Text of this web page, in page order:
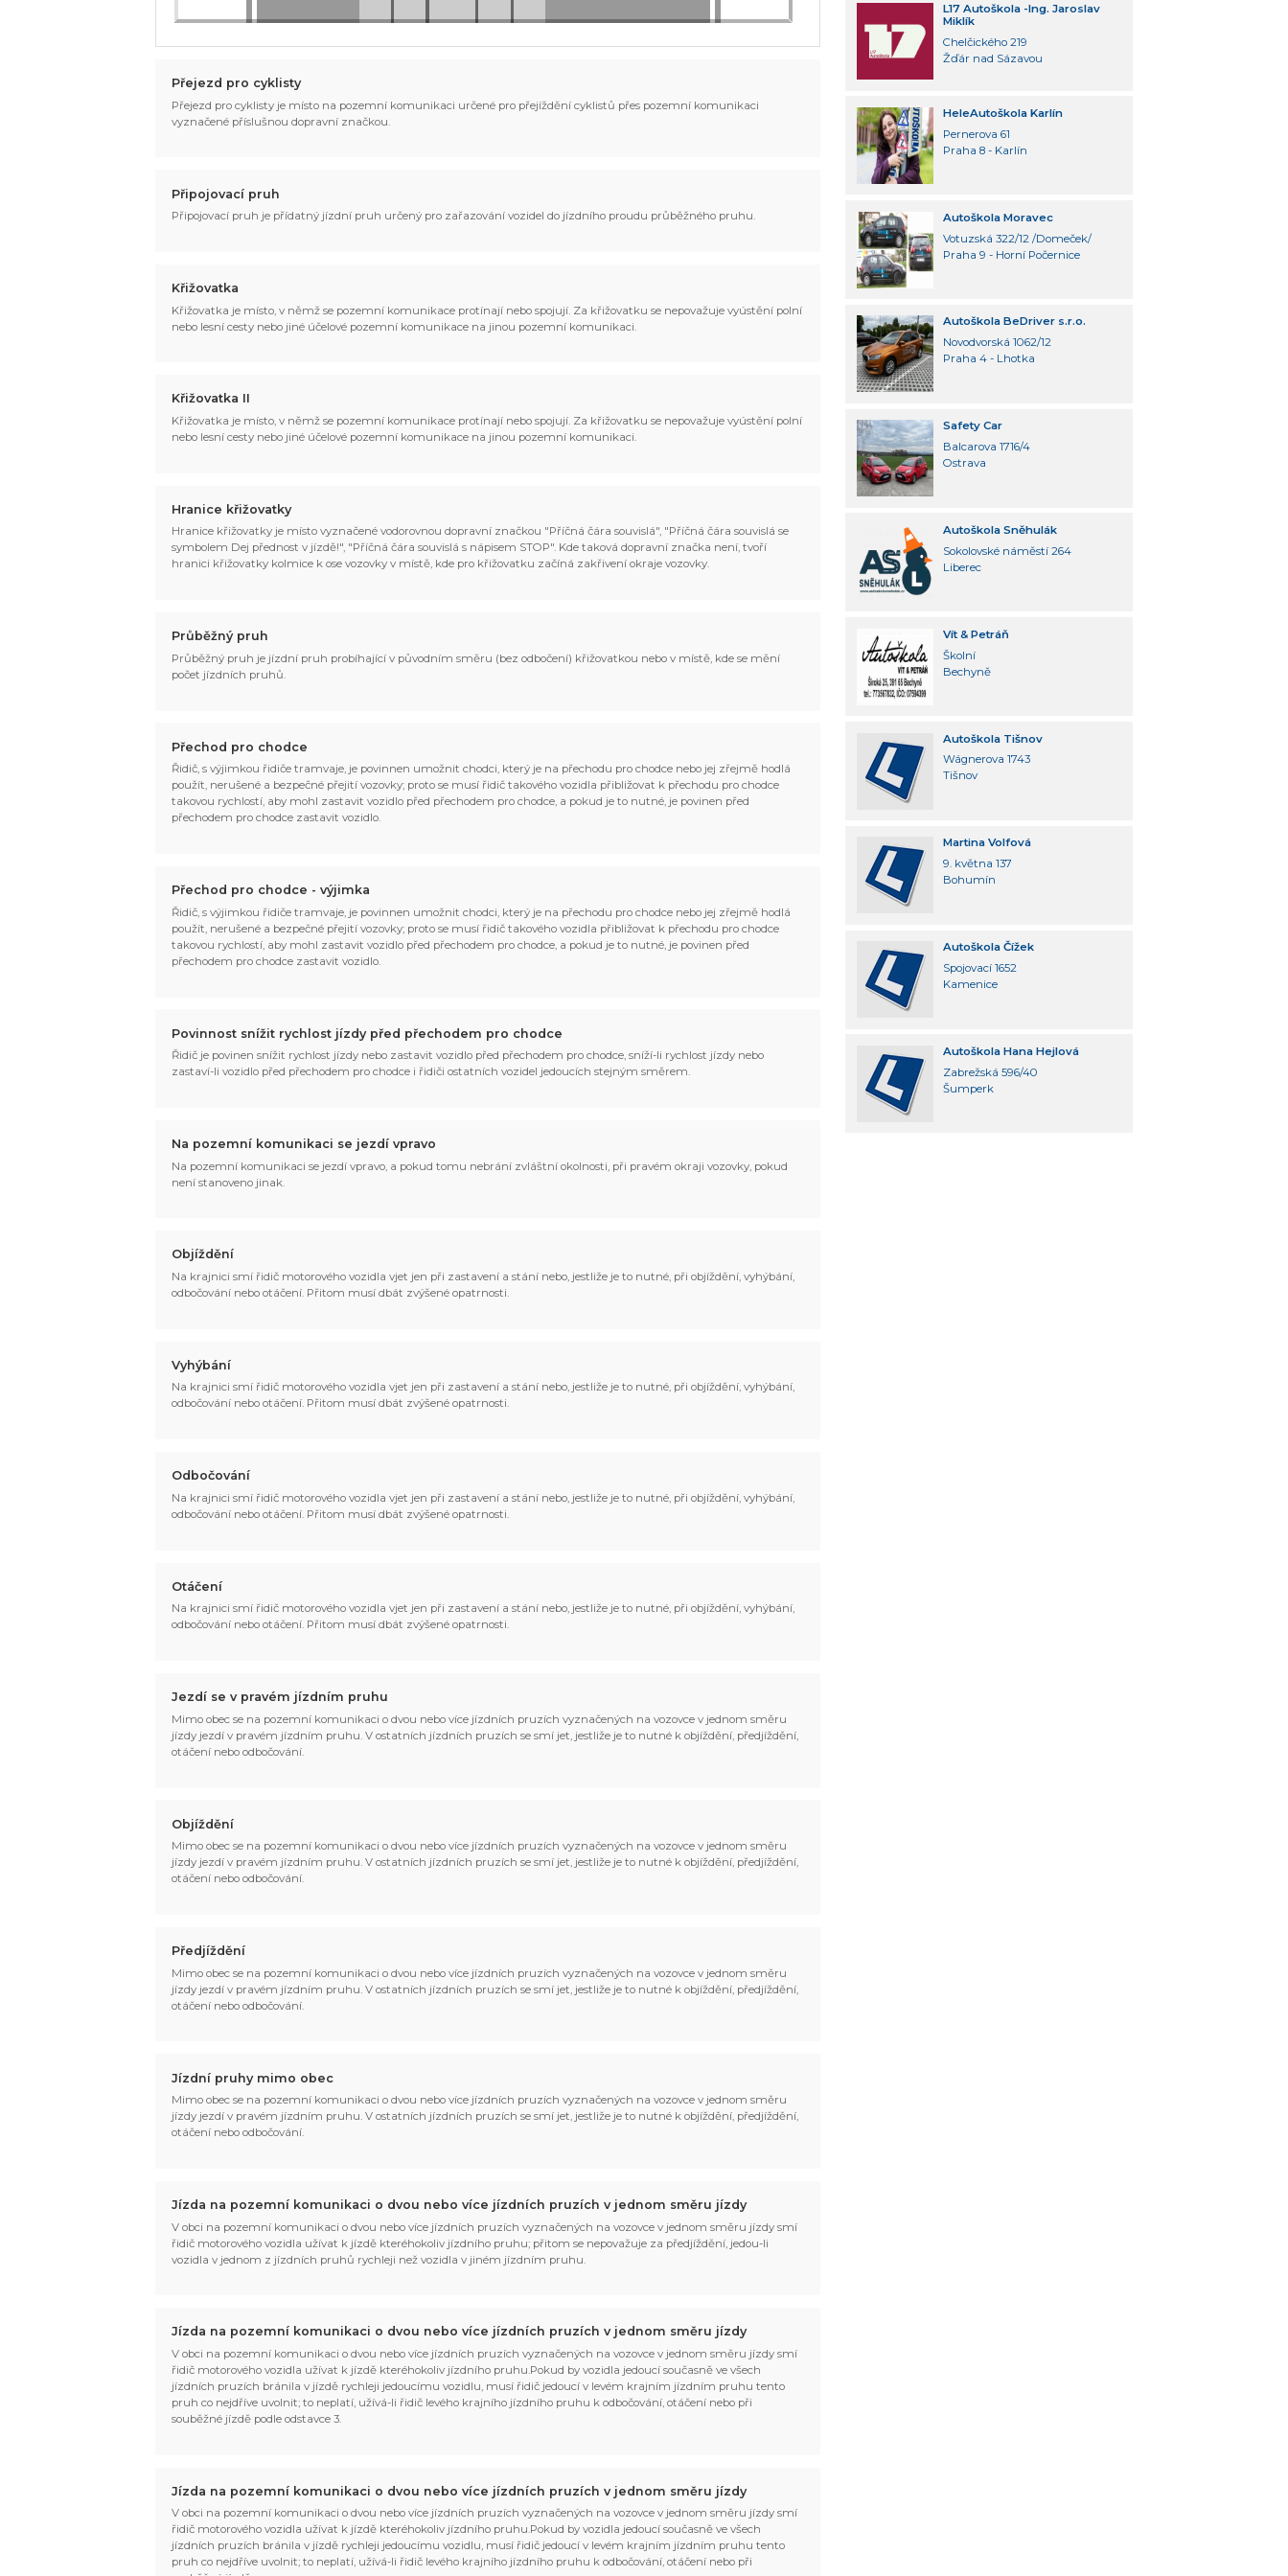
Přejezd pro cyklisty
Přejezd pro cyklisty je místo na pozemní komunikaci určené pro přejíždění cyklistů přes pozemní komunikaci
vyznačené příslušnou dopravní značkou.
Připojovací pruh
Připojovací pruh je přídatný jízdní pruh určený pro zařazování vozidel do jízdního proudu průběžného pruhu.
Křižovatka
Křižovatka je místo, v němž se pozemní komunikace protínají nebo spojují. Za křižovatku se nepovažuje vyústění polní
nebo lesní cesty nebo jiné účelové pozemní komunikace na jinou pozemní komunikaci.
Křižovatka II
Křižovatka je místo, v němž se pozemní komunikace protínají nebo spojují. Za křižovatku se nepovažuje vyústění polní
nebo lesní cesty nebo jiné účelové pozemní komunikace na jinou pozemní komunikaci.
Hranice křižovatky
Hranice křižovatky je místo vyznačené vodorovnou dopravní značkou "Příčná čára souvislá", "Příčná čára souvislá se
symbolem Dej přednost v jízdě!", "Příčná čára souvislá s nápisem STOP". Kde taková dopravní značka není, tvoří
hranici křižovatky kolmice k ose vozovky v místě, kde pro křižovatku začíná zakřivení okraje vozovky.
Průběžný pruh
Průběžný pruh je jízdní pruh probíhající v původním směru (bez odbočení) křižovatkou nebo v místě, kde se mění
počet jízdních pruhů.
Přechod pro chodce
Řidič, s výjimkou řidiče tramvaje, je povinnen umožnit chodci, který je na přechodu pro chodce nebo jej zřejmě hodlá
použít, nerušené a bezpečné přejití vozovky; proto se musí řidič takového vozidla přibližovat k přechodu pro chodce
takovou rychlostí, aby mohl zastavit vozidlo před přechodem pro chodce, a pokud je to nutné, je povinen před
přechodem pro chodce zastavit vozidlo.
Přechod pro chodce - výjimka
Řidič, s výjimkou řidiče tramvaje, je povinnen umožnit chodci, který je na přechodu pro chodce nebo jej zřejmě hodlá
použít, nerušené a bezpečné přejití vozovky; proto se musí řidič takového vozidla přibližovat k přechodu pro chodce
takovou rychlostí, aby mohl zastavit vozidlo před přechodem pro chodce, a pokud je to nutné, je povinen před
přechodem pro chodce zastavit vozidlo.
Povinnost snížit rychlost jízdy před přechodem pro chodce
Řidič je povinen snížit rychlost jízdy nebo zastavit vozidlo před přechodem pro chodce, sníží-li rychlost jízdy nebo
zastaví-li vozidlo před přechodem pro chodce i řidiči ostatních vozidel jedoucích stejným směrem.
Na pozemní komunikaci se jezdí vpravo
Na pozemní komunikaci se jezdí vpravo, a pokud tomu nebrání zvláštní okolnosti, při pravém okraji vozovky, pokud
není stanoveno jinak.
Objíždění
Na krajnici smí řidič motorového vozidla vjet jen při zastavení a stání nebo, jestliže je to nutné, při objíždění, vyhýbání,
odbočování nebo otáčení. Přitom musí dbát zvýšené opatrnosti.
Vyhýbání
Na krajnici smí řidič motorového vozidla vjet jen při zastavení a stání nebo, jestliže je to nutné, při objíždění, vyhýbání,
odbočování nebo otáčení. Přitom musí dbát zvýšené opatrnosti.
Odbočování
Na krajnici smí řidič motorového vozidla vjet jen při zastavení a stání nebo, jestliže je to nutné, při objíždění, vyhýbání,
odbočování nebo otáčení. Přitom musí dbát zvýšené opatrnosti.
Otáčení
Na krajnici smí řidič motorového vozidla vjet jen při zastavení a stání nebo, jestliže je to nutné, při objíždění, vyhýbání,
odbočování nebo otáčení. Přitom musí dbát zvýšené opatrnosti.
Jezdí se v pravém jízdním pruhu
Mimo obec se na pozemní komunikaci o dvou nebo více jízdních pruzích vyznačených na vozovce v jednom směru
jízdy jezdí v pravém jízdním pruhu. V ostatních jízdních pruzích se smí jet, jestliže je to nutné k objíždění, předjíždění,
otáčení nebo odbočování.
Objíždění
Mimo obec se na pozemní komunikaci o dvou nebo více jízdních pruzích vyznačených na vozovce v jednom směru
jízdy jezdí v pravém jízdním pruhu. V ostatních jízdních pruzích se smí jet, jestliže je to nutné k objíždění, předjíždění,
otáčení nebo odbočování.
Předjíždění
Mimo obec se na pozemní komunikaci o dvou nebo více jízdních pruzích vyznačených na vozovce v jednom směru
jízdy jezdí v pravém jízdním pruhu. V ostatních jízdních pruzích se smí jet, jestliže je to nutné k objíždění, předjíždění,
otáčení nebo odbočování.
Jízdní pruhy mimo obec
Mimo obec se na pozemní komunikaci o dvou nebo více jízdních pruzích vyznačených na vozovce v jednom směru
jízdy jezdí v pravém jízdním pruhu. V ostatních jízdních pruzích se smí jet, jestliže je to nutné k objíždění, předjíždění,
otáčení nebo odbočování.
Jízda na pozemní komunikaci o dvou nebo více jízdních pruzích v jednom směru jízdy
V obci na pozemní komunikaci o dvou nebo více jízdních pruzích vyznačených na vozovce v jednom směru jízdy smí
řidič motorového vozidla užívat k jízdě kteréhokoliv jízdního pruhu; přitom se nepovažuje za předjíždění, jedou-li
vozidla v jednom z jízdních pruhů rychleji než vozidla v jiném jízdním pruhu.
Jízda na pozemní komunikaci o dvou nebo více jízdních pruzích v jednom směru jízdy
V obci na pozemní komunikaci o dvou nebo více jízdních pruzích vyznačených na vozovce v jednom směru jízdy smí
řidič motorového vozidla užívat k jízdě kteréhokoliv jízdního pruhu.Pokud by vozidla jedoucí současně ve všech
jízdních pruzích bránila v jízdě rychleji jedoucímu vozidlu, musí řidič jedoucí v levém krajním jízdním pruhu tento
pruh co nejdříve uvolnit; to neplatí, užívá-li řidič levého krajního jízdního pruhu k odbočování, otáčení nebo při
souběžné jízdě podle odstavce 3.
Jízda na pozemní komunikaci o dvou nebo více jízdních pruzích v jednom směru jízdy
V obci na pozemní komunikaci o dvou nebo více jízdních pruzích vyznačených na vozovce v jednom směru jízdy smí
řidič motorového vozidla užívat k jízdě kteréhokoliv jízdního pruhu.Pokud by vozidla jedoucí současně ve všech
jízdních pruzích bránila v jízdě rychleji jedoucímu vozidlu, musí řidič jedoucí v levém krajním jízdním pruhu tento
pruh co nejdříve uvolnit; to neplatí, užívá-li řidič levého krajního jízdního pruhu k odbočování, otáčení nebo při
L17 Autoškola -Ing. Jaroslav
Miklík
Chelčického 219
Žďár nad Sázavou
HeleAutoškola Karlín
Pernerova 61
Praha 8 - Karlín
Autoškola Moravec
Votuzská 322/12 /Domeček/
Praha 9 - Horní Počernice
Autoškola BeDriver s.r.o.
Novodvorská 1062/12
Praha 4 - Lhotka
Safety Car
Balcarova 1716/4
Ostrava
Autoškola Sněhulák
Sokolovské náměstí 264
Liberec
Vít & Petráň
Školní
Bechyně
Autoškola Tišnov
Wágnerova 1743
Tišnov
Martina Volfová
9. května 137
Bohumín
Autoškola Čížek
Spojovací 1652
Kamenice
Autoškola Hana Hejlová
Zabrežská 596/40
Šumperk